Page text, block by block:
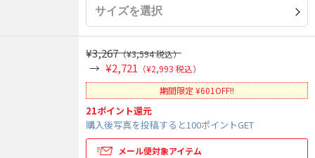
¥3,267（¥3,594 税込）
¥2,721 （¥2,993 税込）
期間限定 ¥601OFF!!
21ポイント還元
購入後写真を投稿すると100ポイントGET
メール便対象アイテム